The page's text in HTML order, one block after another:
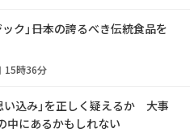
ク」――日本の誇るべき伝統食品を
15時36分
思い込み」を正しく疑えるか 大事
中にあるかもしれない